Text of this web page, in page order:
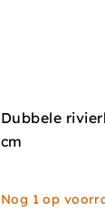
Dubbele
cm
Nog 1 op